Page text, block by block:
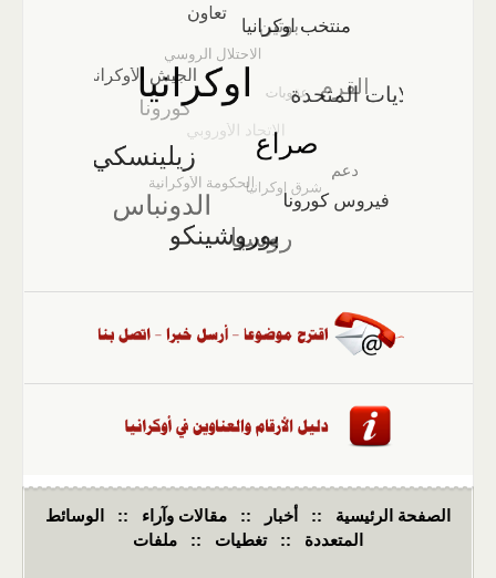
الصفحة الرئيسية :: أخبار :: مقالات وآراء ::
الوسائط
المتعددة
:: تغطيات :: ملفات